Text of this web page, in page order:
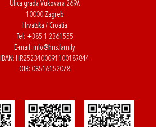
Ulica grada Vukovara 269A
10000 Zagreb
Hrvatska / Croatia
Tel: +385 1 2361555
E-mail: info@hns.family
IBAN: HR2523400091100187844
OIB: 08516152078